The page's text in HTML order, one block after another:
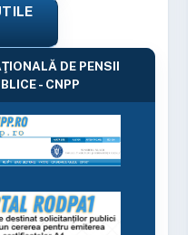
DE PENSII
- CNPP